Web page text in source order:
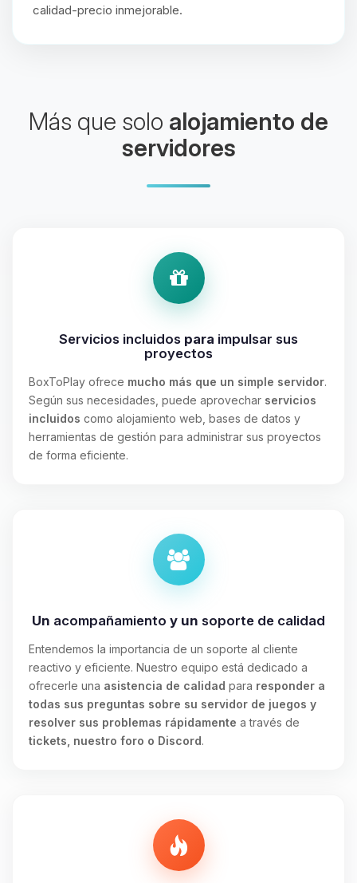
calidad-precio inmejorable.
Más que solo alojamiento de
servidores
Servicios incluidos para impulsar sus
proyectos
BoxToPlay ofrece mucho más que un simple servidor.
Según sus necesidades, puede aprovechar servicios
incluidos como alojamiento web, bases de datos y
herramientas de gestión para administrar sus proyectos
de forma eficiente.
Un acompañamiento y un soporte de calidad
Entendemos la importancia de un soporte al cliente
reactivo y eficiente. Nuestro equipo está dedicado a
ofrecerle una asistencia de calidad para responder a
todas sus preguntas sobre su servidor de juegos y
resolver sus problemas rápidamente a través de
tickets, nuestro foro o Discord.